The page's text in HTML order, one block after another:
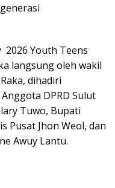
2026 Youth Teens
langsung oleh wakil
dihadiri
DPRD Sulut
Tuwo, Bupati
Pusat Jhon Weol, dan
Awuy Lantu.